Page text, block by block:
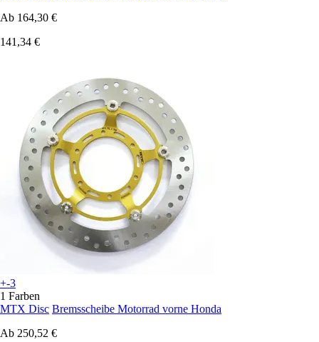
Ab 164,30 €
141,34 €
+-3
1 Farben
MTX Disc Bremsscheibe Motorrad vorne Honda
Ab 250,52 €